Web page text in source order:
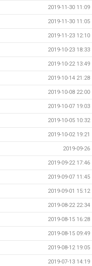
2019-11-30 11:09
2019-11-30 11:05
2019-11-23 12:10
2019-10-23 18:33
2019-10-22 13:49
2019-10-14 21:28
2019-10-08 22:00
2019-10-07 19:03
2019-10-05 10:32
2019-10-02 19:21
2019-09-26
2019-09-22 17:46
2019-09-07 11:45
2019-09-01 15:12
2019-08-22 22:34
2019-08-15 16:28
2019-08-15 09:49
2019-08-12 19:05
2019-07-13 14:19